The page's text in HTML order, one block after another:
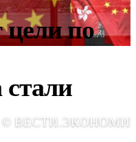
цели по
стали
©